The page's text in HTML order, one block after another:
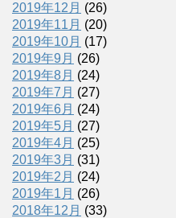
2019年12月 (26)
2019年11月 (20)
2019年10月 (17)
2019年9月 (26)
2019年8月 (24)
2019年7月 (27)
2019年6月 (24)
2019年5月 (27)
2019年4月 (25)
2019年3月 (31)
2019年2月 (24)
2019年1月 (26)
2018年12月 (33)